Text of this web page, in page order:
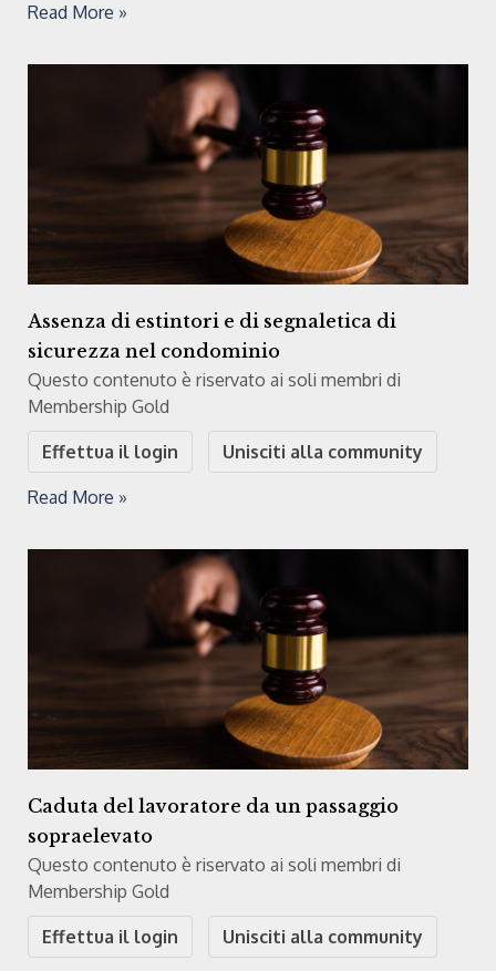
Read More »
Assenza di estintori e di segnaletica di
sicurezza nel condominio
Questo contenuto è riservato ai soli membri di
Membership Gold
Effettua il login Unisciti alla community
Read More »
Caduta del lavoratore da un passaggio
sopraelevato
Questo contenuto è riservato ai soli membri di
Membership Gold
Effettua il login Unisciti alla community